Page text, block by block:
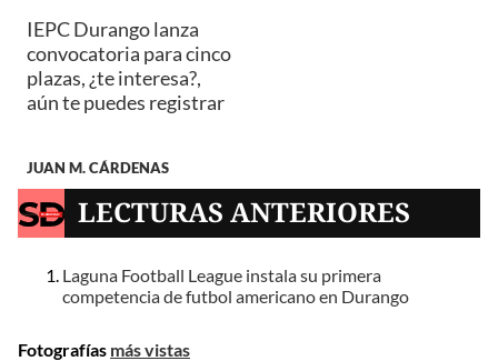
IEPC Durango lanza
convocatoria para cinco
plazas, ¿te interesa?,
aún te puedes registrar
JUAN M. CÁRDENAS
LECTURAS ANTERIORES
Laguna Football League instala su primera
competencia de futbol americano en Durango
Fotografías más vistas